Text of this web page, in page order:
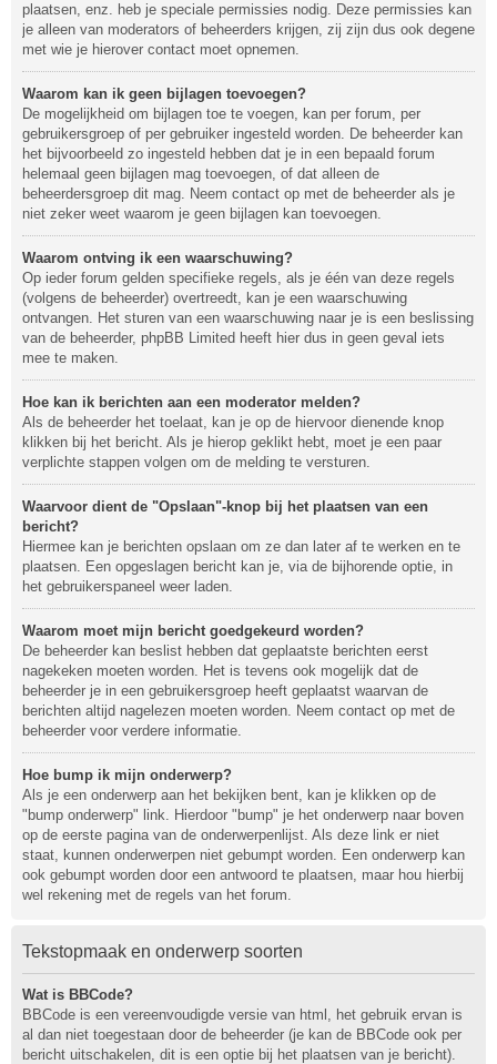
plaatsen, enz. heb je speciale permissies nodig. Deze permissies kan
je alleen van moderators of beheerders krijgen, zij zijn dus ook degene
met wie je hierover contact moet opnemen.
Waarom kan ik geen bijlagen toevoegen?
De mogelijkheid om bijlagen toe te voegen, kan per forum, per
gebruikersgroep of per gebruiker ingesteld worden. De beheerder kan
het bijvoorbeeld zo ingesteld hebben dat je in een bepaald forum
helemaal geen bijlagen mag toevoegen, of dat alleen de
beheerdersgroep dit mag. Neem contact op met de beheerder als je
niet zeker weet waarom je geen bijlagen kan toevoegen.
Waarom ontving ik een waarschuwing?
Op ieder forum gelden specifieke regels, als je één van deze regels
(volgens de beheerder) overtreedt, kan je een waarschuwing
ontvangen. Het sturen van een waarschuwing naar je is een beslissing
van de beheerder, phpBB Limited heeft hier dus in geen geval iets
mee te maken.
Hoe kan ik berichten aan een moderator melden?
Als de beheerder het toelaat, kan je op de hiervoor dienende knop
klikken bij het bericht. Als je hierop geklikt hebt, moet je een paar
verplichte stappen volgen om de melding te versturen.
Waarvoor dient de "Opslaan"-knop bij het plaatsen van een
bericht?
Hiermee kan je berichten opslaan om ze dan later af te werken en te
plaatsen. Een opgeslagen bericht kan je, via de bijhorende optie, in
het gebruikerspaneel weer laden.
Waarom moet mijn bericht goedgekeurd worden?
De beheerder kan beslist hebben dat geplaatste berichten eerst
nagekeken moeten worden. Het is tevens ook mogelijk dat de
beheerder je in een gebruikersgroep heeft geplaatst waarvan de
berichten altijd nagelezen moeten worden. Neem contact op met de
beheerder voor verdere informatie.
Hoe bump ik mijn onderwerp?
Als je een onderwerp aan het bekijken bent, kan je klikken op de
"bump onderwerp" link. Hierdoor "bump" je het onderwerp naar boven
op de eerste pagina van de onderwerpenlijst. Als deze link er niet
staat, kunnen onderwerpen niet gebumpt worden. Een onderwerp kan
ook gebumpt worden door een antwoord te plaatsen, maar hou hierbij
wel rekening met de regels van het forum.
Tekstopmaak en onderwerp soorten
Wat is BBCode?
BBCode is een vereenvoudigde versie van html, het gebruik ervan is
al dan niet toegestaan door de beheerder (je kan de BBCode ook per
bericht uitschakelen, dit is een optie bij het plaatsen van je bericht).